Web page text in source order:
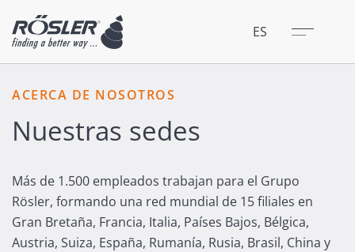
ES Menú
Cerrar
ACERCA DE NOSOTROS
Nuestras sedes
Más de 1.500 empleados trabajan para el Grupo
Rösler, formando una red mundial de 15 filiales en
Gran Bretaña, Francia, Italia, Países Bajos, Bélgica,
Austria, Suiza, España, Rumanía, Rusia, Brasil, China y